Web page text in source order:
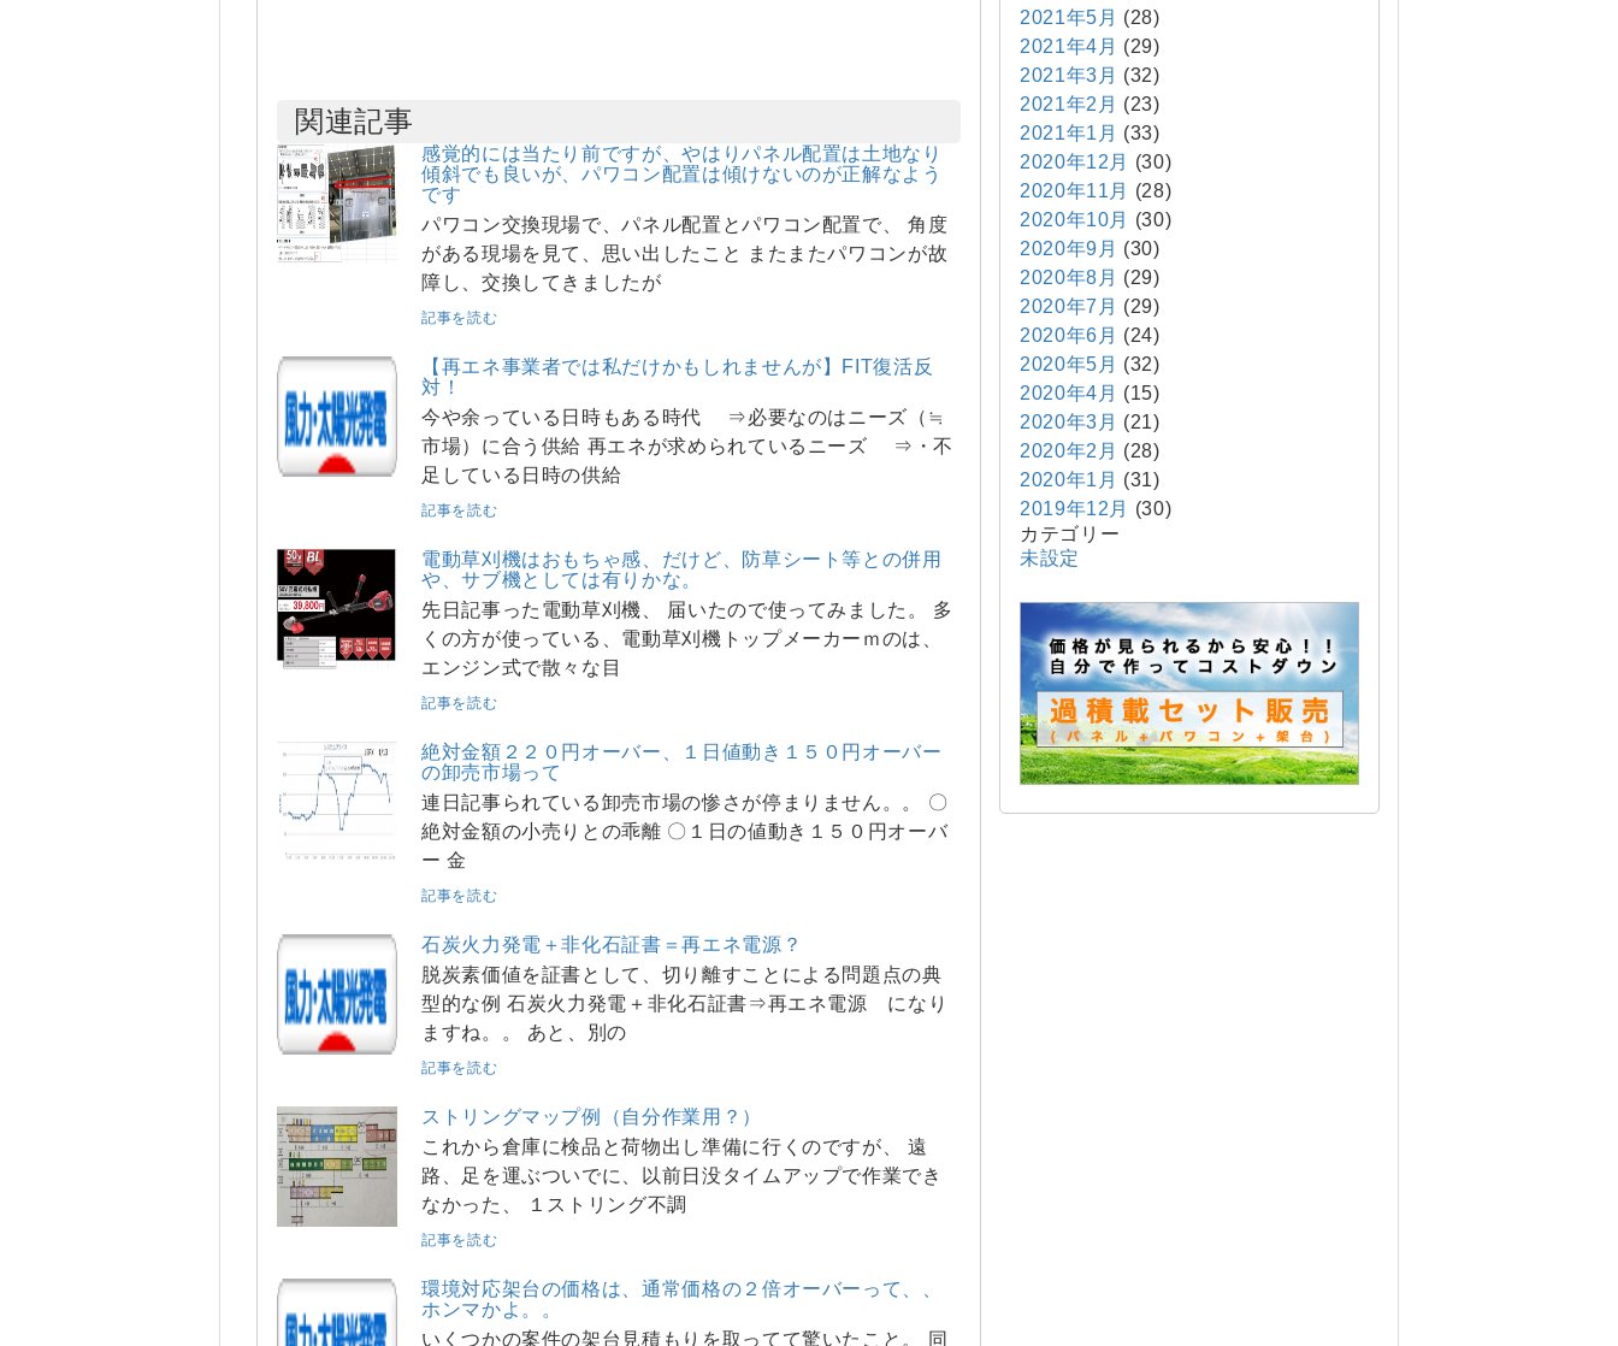
関連記事
感覚的には当たり前ですが、やはりパネル配置は土地なり
傾斜でも良いが、パワコン配置は傾けないのが正解なよう
です
パワコン交換現場で、パネル配置とパワコン配置で、 角度
がある現場を見て、思い出したこと またまたパワコンが故
障し、交換してきましたが
記事を読む
【再エネ事業者では私だけかもしれませんが】FIT復活反
対！
今や余っている日時もある時代 ⇒必要なのはニーズ（≒
市場）に合う供給 再エネが求められているニーズ ⇒・不
足している日時の供給
記事を読む
電動草刈機はおもちゃ感、だけど、防草シート等との併用
や、サブ機としては有りかな。
先日記事った電動草刈機、 届いたので使ってみました。 多
くの方が使っている、電動草刈機トップメーカーｍのは、
エンジン式で散々な目
記事を読む
絶対金額２２０円オーバー、１日値動き１５０円オーバー
の卸売市場って
連日記事られている卸売市場の惨さが停まりません。。 〇
絶対金額の小売りとの乖離 〇１日の値動き１５０円オーバ
ー 金
記事を読む
石炭火力発電＋非化石証書＝再エネ電源？
脱炭素価値を証書として、切り離すことによる問題点の典
型的な例 石炭火力発電＋非化石証書⇒再エネ電源 になり
ますね。。 あと、別の
記事を読む
ストリングマップ例（自分作業用？）
これから倉庫に検品と荷物出し準備に行くのですが、 遠
路、足を運ぶついでに、以前日没タイムアップで作業でき
なかった、 １ストリング不調
記事を読む
環境対応架台の価格は、通常価格の２倍オーバーって、、
ホンマかよ。。
いくつかの案件の架台見積もりを取ってて驚いたこと。 同
2021年5月 (28)
2021年4月 (29)
2021年3月 (32)
2021年2月 (23)
2021年1月 (33)
2020年12月
(30)
2020年11月
(28)
2020年10月
(30)
2020年9月 (30)
2020年8月 (29)
2020年7月 (29)
2020年6月 (24)
2020年5月 (32)
2020年4月 (15)
2020年3月 (21)
2020年2月 (28)
2020年1月 (31)
2019年12月
(30)
カテゴリー
未設定